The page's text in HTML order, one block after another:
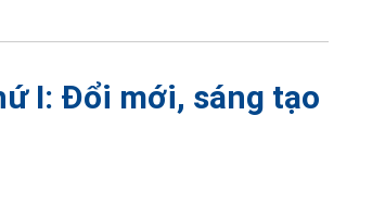
I: Đổi mới, sáng tạo